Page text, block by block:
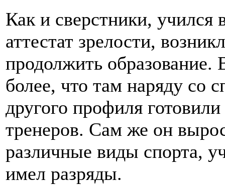
Как и сверстники, учился
аттестат зрелости,
продолжить образование.
более, что там наряду со
другого профиля
тренеров. Сам же он
различные виды спорта,
имел разряды.